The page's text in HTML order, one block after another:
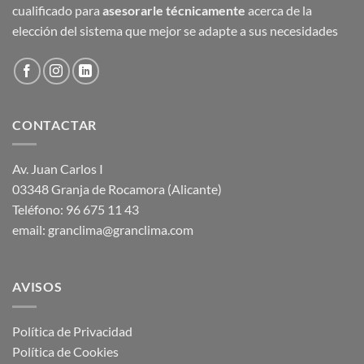
cualificado para asesorarle técnicamente acerca de la
elección del sistema que mejor se adapte a sus necesidades
CONTACTAR
Av. Juan Carlos I
03348 Granja de Rocamora (Alicante)
Teléfono: 96 675 11 43
email: granclima@granclima.com
AVISOS
Política de Privacidad
Política de Cookies